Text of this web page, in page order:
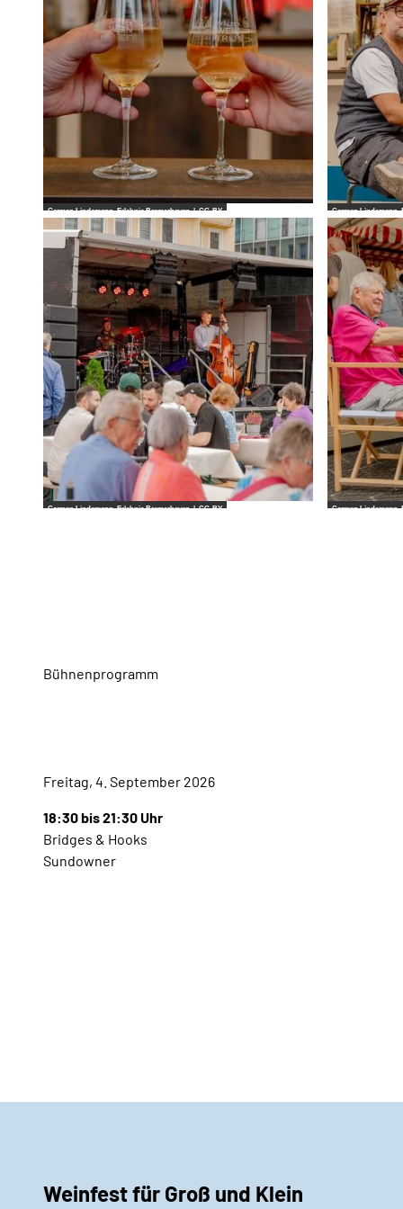
Carmen Lindemann_Erlebnis Bremerhaven |CC-BY Carmen
Carmen Lindemann_Erlebnis Bremerhaven |CC-BY Carmen
Bühnenprogramm
Freitag, 4. September 2026
18:30 bis 21:30 Uhr
Bridges & Hooks
Sundowner
Weinfest für Groß und Klein